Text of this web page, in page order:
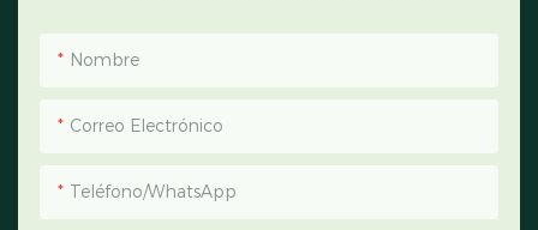
Nombre
Correo Electrónico
Teléfono/WhatsApp